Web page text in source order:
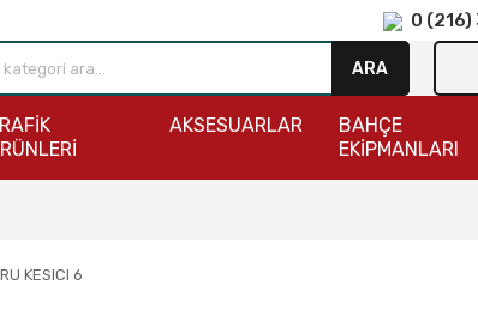
0 (216)
ARA
AKSESUARLAR
BAHÇE
EKİPMANLARI
KESICI 6